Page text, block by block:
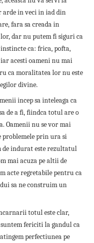
in veci in iad din
fara sa creada in
dar nu putem fi siguri ca
ca: frica, pofta,
acesti oameni nu mai
ca moralitatea lor nu este
divine.
incep sa inteleaga ca
de a fi, fiindca totul are o
Oamenii nu se vor mai
problemele prin ura si
de indurat este rezultatul
mai acuza pe altii de
acte regretabile pentru ca
sa ne construim un
totul este clar,
fericiti la gandul ca
perfectiunea pe